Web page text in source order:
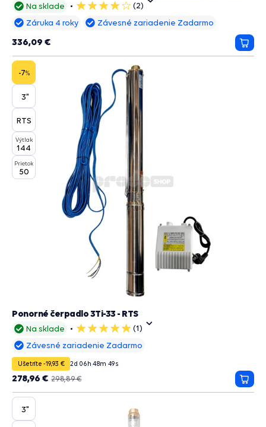
Na sklade
4
hviezdičky
(2)
Záruka 4 roky Závesné zariadenie Zadarmo
336,09 €
do
-7%
3"
RTS
Výtlak
144
Prietok
50
Na sklade
5
hviezdičiek
(1)
Ponorné čerpadlo 3Ti-33 - RTS
Závesné zariadenie Zadarmo
Ušetríte -19,93 € 2d 06h 48m 48s
298,89 €
278,96 €
do
3"